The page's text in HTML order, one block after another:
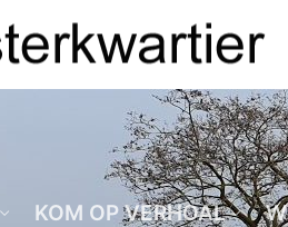
KOM OP VERHOAL